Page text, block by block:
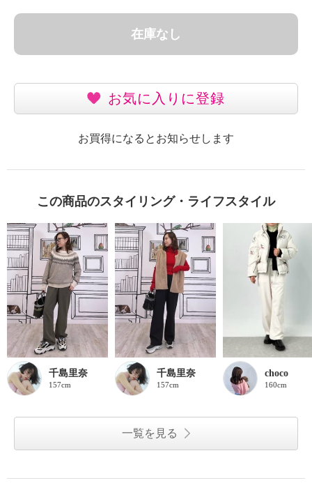
在庫なし
お気に入りに登録
お買得になるとお知らせします
この商品のスタイリング・ライフスタイル
千島里奈
157cm
千島里奈
157cm
choco
160cm
一覧を見る